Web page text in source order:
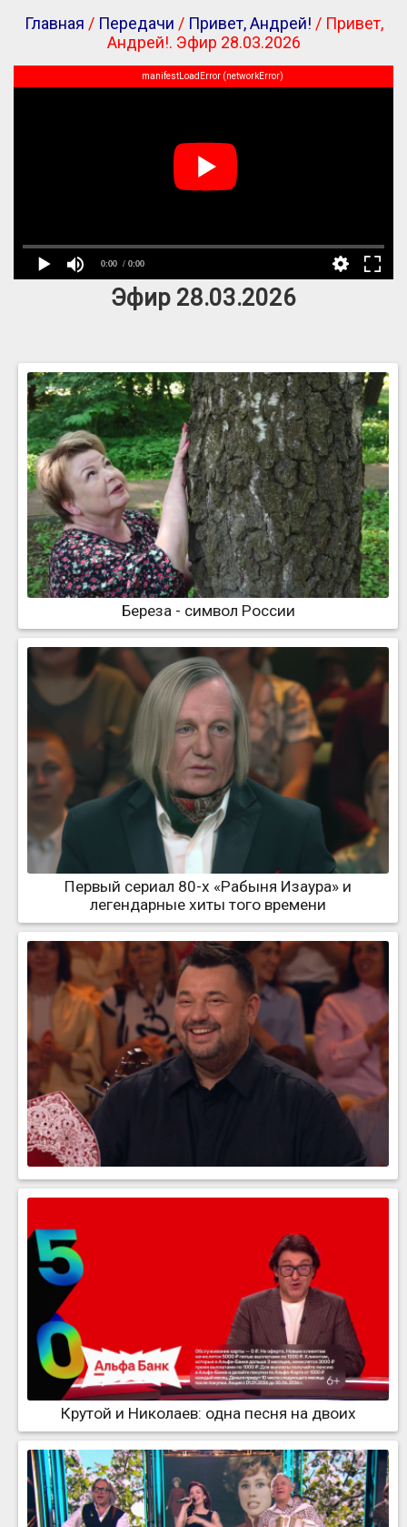
Главная / Передачи / Привет, Андрей! / Привет,
Андрей!. Эфир 28.03.2026
0:00 / 0:00
manifestLoadError (networkError)
Эфир 28.03.2026
Береза - символ России
Первый сериал 80-х «Рабыня Изаура» и
легендарные хиты того времени
Крутой и Николаев: одна песня на двоих